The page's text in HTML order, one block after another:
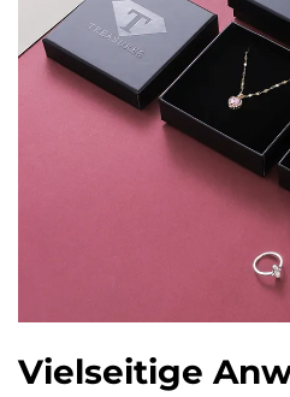
Vielseitige